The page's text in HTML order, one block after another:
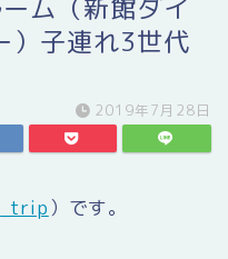
ム（新館ダイ
）子連れ3世代
2019年7月28日
）です。